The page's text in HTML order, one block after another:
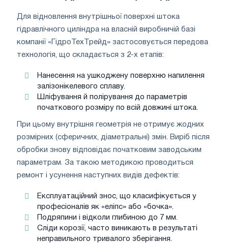
Для відновлення внутрішньої поверхні штока
гідравлічного циліндра на власній виробничій базі
компанії «ГідроТехТрейд» застосовується передова
технологія, що складається з 2-х етапів:
Нанесення на ушкоджену поверхню напилення
залізонікелевого сплаву.
Шліфування й полірування до параметрів
початкового розміру по всій довжині штока.
При цьому внутрішня геометрія не отримує жодних
розмірних (сферичних, діаметральні) змін. Виріб після
обробки знову відповідає початковим заводським
параметрам. За такою методикою проводиться
ремонт і усунення наступних видів дефектів:
Експлуатаційний знос, що класифікується у
професіоналів як «еліпс» або «бочка».
Подряпини і відколи глибиною до 7 мм.
Сліди корозії, часто виникають в результаті
неправильного тривалого зберігання.